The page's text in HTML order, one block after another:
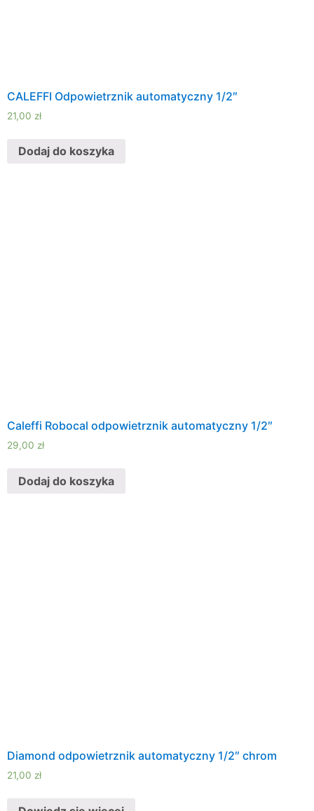
CALEFFI Odpowietrznik automatyczny 1/2″
21,00 zł
Dodaj do koszyka
Caleffi Robocal odpowietrznik automatyczny 1/2″
29,00 zł
Dodaj do koszyka
Diamond odpowietrznik automatyczny 1/2″ chrom
21,00 zł